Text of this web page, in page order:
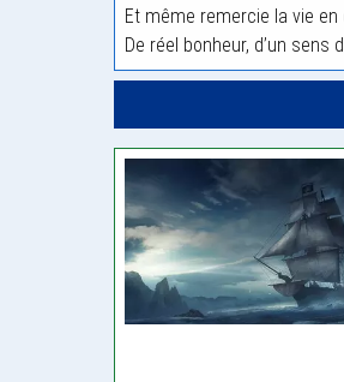
Et même remercie la vie
De réel bonheur, d’un sens